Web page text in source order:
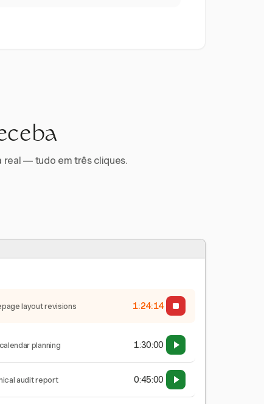
real — tudo em três cliques.
layout revisions 1:24:15
planning 1:30:00
audit report 0:45:00